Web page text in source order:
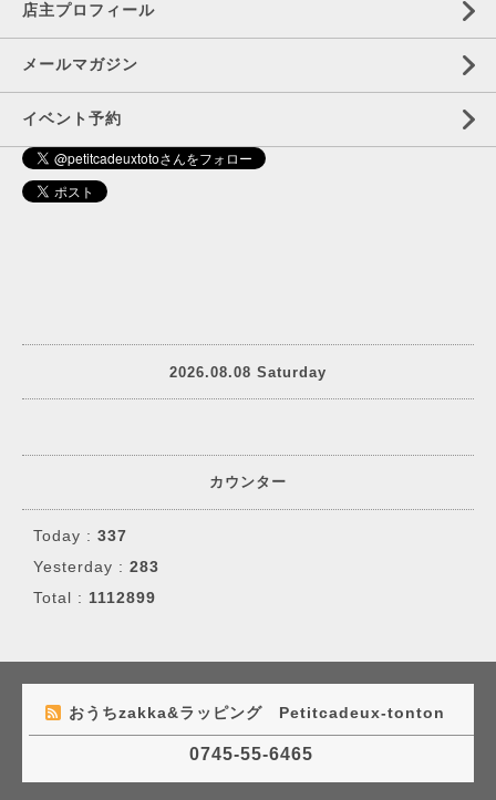
店主プロフィール
メールマガジン
イベント予約
2026.08.08 Saturday
カウンター
Today : 337
Yesterday : 283
Total : 1112899
おうちzakka&ラッピング Petitcadeux-tonton
0745-55-6465